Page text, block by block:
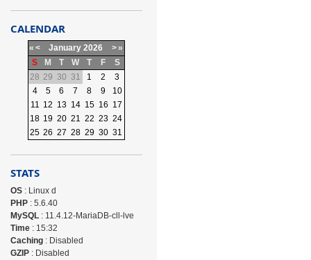
CALENDAR
« < January 2026 >»
S
M T W T F
S
28 29 30 31 1 2
3
4
5 6 7 8 9
10
11 12 13 14 15 16 17
18 19 20 21 22 23 24
25 26 27 28 29 30 31
STATS
OS: Linux d
PHP: 5.6.40
MySQL: 11.4.12-MariaDB-cll-lve
Time: 15:32
Caching: Disabled
GZIP: Disabled